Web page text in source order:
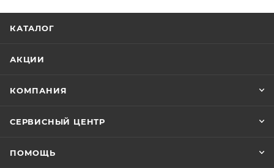
КАТАЛОГ
АКЦИИ
КОМПАНИЯ
СЕРВИСНЫЙ ЦЕНТР
ПОМОЩЬ